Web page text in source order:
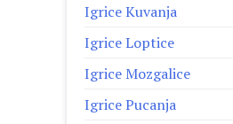
Igrice Kuvanja
Igrice Loptice
Igrice Mozgalice
Igrice Pucanja